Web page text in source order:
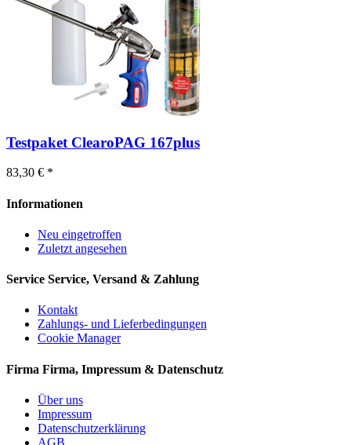
Testpaket ClearoPAG 167plus
83,30 € *
Informationen
Neu eingetroffen
Zuletzt angesehen
Service Service, Versand & Zahlung
Kontakt
Zahlungs- und Lieferbedingungen
Cookie Manager
Firma Firma, Impressum & Datenschutz
Über uns
Impressum
Datenschutzerklärung
AGB